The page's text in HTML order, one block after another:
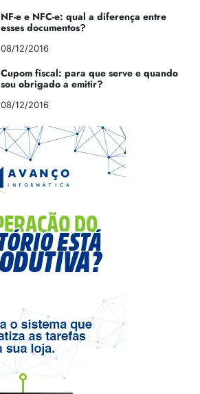
NF-e e NFC-e: qual a diferença entre
esses documentos?
08/12/2016
Cupom fiscal: para que serve e quando
sou obrigado a emitir?
08/12/2016